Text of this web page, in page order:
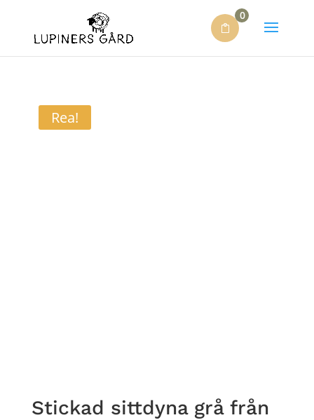
0
Rea!
Stickad sittdyna grå från